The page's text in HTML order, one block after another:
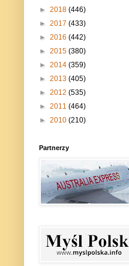
► 2018 (446)
► 2017 (433)
► 2016 (442)
► 2015 (380)
► 2014 (359)
► 2013 (405)
► 2012 (535)
► 2011 (464)
► 2010 (210)
Partnerzy